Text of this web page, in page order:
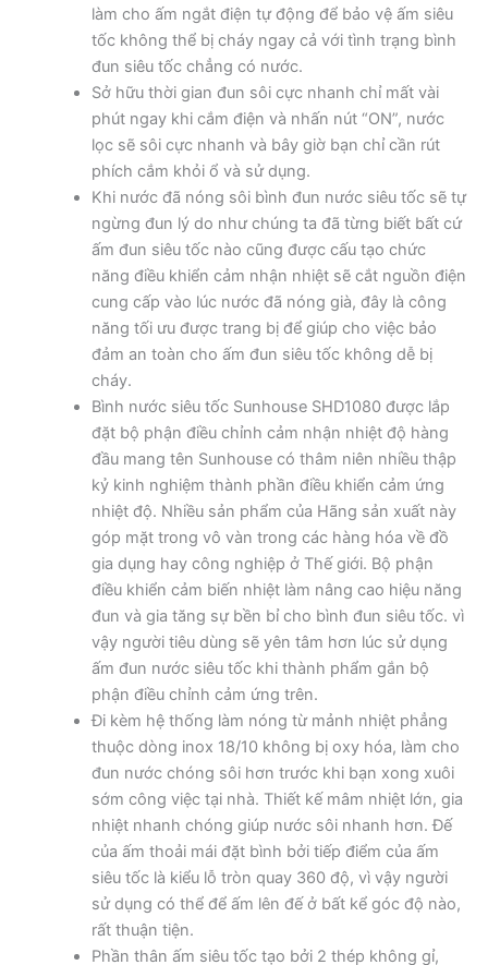
làm cho ấm ngắt điện tự động để bảo vệ ấm siêu
tốc không thể bị cháy ngay cả với tình trạng bình
đun siêu tốc chẳng có nước.
Sở hữu thời gian đun sôi cực nhanh chỉ mất vài
phút ngay khi cắm điện và nhấn nút “ON”, nước
lọc sẽ sôi cực nhanh và bây giờ bạn chỉ cần rút
phích cắm khỏi ổ và sử dụng.
Khi nước đã nóng sôi bình đun nước siêu tốc sẽ tự
ngừng đun lý do như chúng ta đã từng biết bất cứ
ấm đun siêu tốc nào cũng được cấu tạo chức
năng điều khiển cảm nhận nhiệt sẽ cắt nguồn điện
cung cấp vào lúc nước đã nóng già, đây là công
năng tối ưu được trang bị để giúp cho việc bảo
đảm an toàn cho ấm đun siêu tốc không dễ bị
cháy.
Bình nước siêu tốc Sunhouse SHD1080 được lắp
đặt bộ phận điều chỉnh cảm nhận nhiệt độ hàng
đầu mang tên Sunhouse có thâm niên nhiều thập
kỷ kinh nghiệm thành phần điều khiển cảm ứng
nhiệt độ. Nhiều sản phẩm của Hãng sản xuất này
góp mặt trong vô vàn trong các hàng hóa về đồ
gia dụng hay công nghiệp ở Thế giới. Bộ phận
điều khiển cảm biến nhiệt làm nâng cao hiệu năng
đun và gia tăng sự bền bỉ cho bình đun siêu tốc. vì
vậy người tiêu dùng sẽ yên tâm hơn lúc sử dụng
ấm đun nước siêu tốc khi thành phẩm gắn bộ
phận điều chỉnh cảm ứng trên.
Đi kèm hệ thống làm nóng từ mảnh nhiệt phẳng
thuộc dòng inox 18/10 không bị oxy hóa, làm cho
đun nước chóng sôi hơn trước khi bạn xong xuôi
sớm công việc tại nhà. Thiết kế mâm nhiệt lớn, gia
nhiệt nhanh chóng giúp nước sôi nhanh hơn. Đế
của ấm thoải mái đặt bình bởi tiếp điểm của ấm
siêu tốc là kiểu lỗ tròn quay 360 độ, vì vậy người
sử dụng có thể để ấm lên đế ở bất kể góc độ nào,
rất thuận tiện.
Phần thân ấm siêu tốc tạo bởi 2 thép không gỉ,